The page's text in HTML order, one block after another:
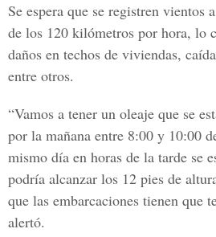
Se espera que se registren vientos
de los 120 kilómetros por hora, lo
daños en techos de viviendas,
entre otros.
“Vamos a tener un oleaje que se
por la mañana entre 8:00 y 10:00
mismo día en horas de la tarde se
podría alcanzar los 12 pies de
que las embarcaciones tienen que
alertó.